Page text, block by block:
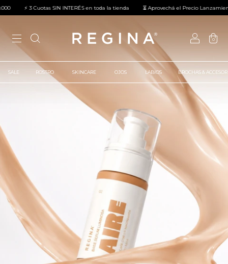
SIN INTERÉS en toda la tienda ⏳ Aprovechá el Precio Lanzamiento de
0
SALE ROSTRO SKINCARE OJOS LABIOS BROCHAS &